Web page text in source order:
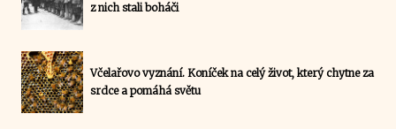
z nich stali boháči
Včelařovo vyznání. Koníček na celý život, který chytne za
srdce a pomáhá světu